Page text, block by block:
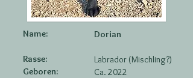
Name:
Rasse:
Geboren:
Dorian
Labrador (Mischling?)
Ca. 2022